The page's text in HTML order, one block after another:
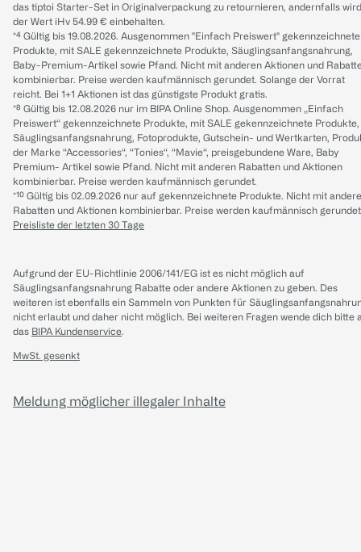
das tiptoi Starter-Set in Originalverpackung zu retournieren, andernfalls wird
der Wert iHv 54.99 € einbehalten.
*⁴ Gültig bis 19.08.2026. Ausgenommen "Einfach Preiswert" gekennzeichnete
Produkte, mit SALE gekennzeichnete Produkte, Säuglingsanfangsnahrung,
Baby-Premium-Artikel sowie Pfand. Nicht mit anderen Aktionen und
kombinierbar. Preise werden kaufmännisch gerundet. Solange der Vorrat
reicht. Bei 1+1 Aktionen ist das günstigste Produkt gratis.
*⁸ Gültig bis 12.08.2026 nur im BIPA Online Shop. Ausgenommen „Einfach
Preiswert“ gekennzeichnete Produkte, mit SALE gekennzeichnete Produkte,
Säuglingsanfangsnahrung, Fotoprodukte, Gutschein- und Wertkarten,
der Marke “Accessories“, “Tonies“, “Mavie“, preisgebundene Ware, Baby
Premium- Artikel sowie Pfand. Nicht mit anderen Rabatten und Aktionen
kombinierbar. Preise werden kaufmännisch gerundet.
*¹⁰ Gültig bis 02.09.2026 nur auf gekennzeichnete Produkte. Nicht mit
Rabatten und Aktionen kombinierbar. Preise werden kaufmännisch
Preisliste der letzten 30 Tage
Aufgrund der EU-Richtlinie 2006/141/EG ist es nicht möglich auf
Säuglingsanfangsnahrung Rabatte oder andere Aktionen zu geben. Des
weiteren ist ebenfalls ein Sammeln von Punkten für
nicht erlaubt und daher nicht möglich. Bei weiteren Fragen wende dich bitte
das BIPA Kundenservice.
MwSt. gesenkt
Meldung möglicher illegaler Inhalte